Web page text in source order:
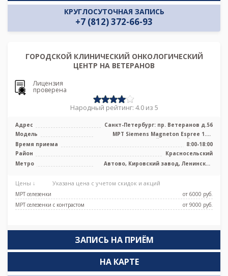
КРУГЛОСУТОЧНАЯ ЗАПИСЬ
+7 (812) 372-66-93
ГОРОДСКОЙ КЛИНИЧЕСКИЙ ОНКОЛОГИЧЕСКИЙ
ЦЕНТР НА ВЕТЕРАНОВ
Лицензия
проверена
Народный рейтинг: 4.0 из 5
Адрес
Санкт-Петербург: пр. Ветеранов д.56
Модель
МРТ Siemens Magneton Espree 1.5T
высокопольный закрытый тип, КТ
Siemen ...
Время приема
8:00-18:00
Район
Красносельский
Метро
Автово, Кировский завод, Ленинский
Цены ↓ Указана цена с учетом скидок и акций
МРТ селезенки
от 6000 pуб.
МРТ селезенки с контрастом
от 9000 pуб.
ЗАПИСЬ НА ПРИЁМ
НА КАРТЕ